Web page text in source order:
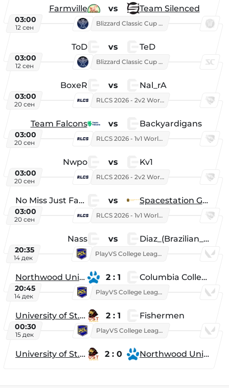
Farmville vs Team Silenced
03:00
12 сен
Blizzard Classic Cup 2026
ToD vs TeD
03:00
12 сен
Blizzard Classic Cup 2026
BoxeR vs Nal_rA
03:00
20 сен
RLCS 2026 - 2v2 World Championship
Team Falcons vs Backyardigans
03:00
20 сен
RLCS 2026 - 1v1 World Championship
Nwpo vs Kv1
03:00
20 сен
RLCS 2026 - 2v2 World Championship
No Miss Just Fake vs Spacestation Gaming
03:00
20 сен
RLCS 2026 - 1v1 World Championship
Nass vs Diaz_(Brazilian_Player)
20:35
14 дек
PlayVS College League 2025: Fall
Northwood University 2 : 1 Columbia College
20:45
14 дек
PlayVS College League 2025: Fall
University of St. Thomas 2 : 1 Fishermen
00:30
15 дек
PlayVS College League 2025: Fall
University of St. Thomas 2 : 0 Northwood University